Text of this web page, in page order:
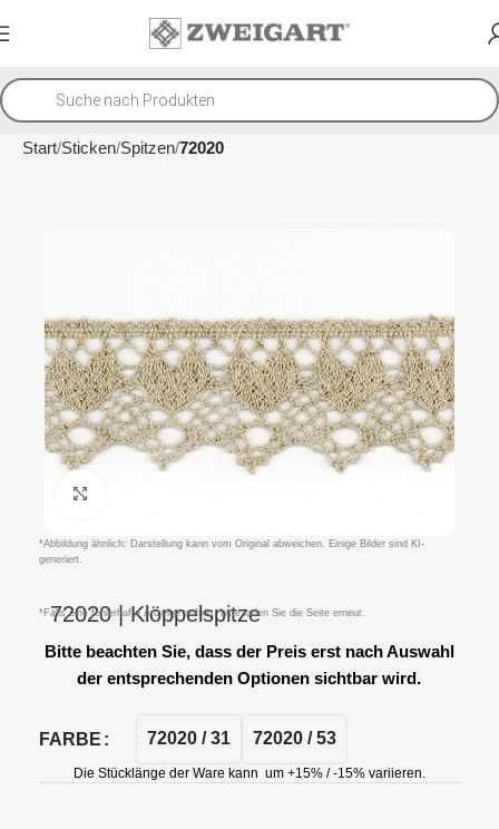
Start Sticken Spitzen 72020
*Abbildung ähnlich: Darstellung kann vom Original abweichen. Einige Bilder sind KI-
generiert.
72020 | Klöppelspitze
*Falls eine fehlerhafte Anzeige auftritt, bitte laden Sie die Seite erneut.
Bitte beachten Sie, dass der Preis erst nach Auswahl
der entsprechenden Optionen sichtbar wird.
FARBE 72020 / 31 72020 / 53
Die Stücklänge der Ware kann um +15% / -15% variieren.